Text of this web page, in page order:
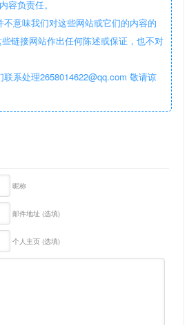
容负责任。
意味我们对这些网站或它们的内容的
链接网站作出任何陈述或保证，也不对
系处理2658014622@qq.com 敬请谅
昵称
邮件地址 (选填)
个人主页 (选填)